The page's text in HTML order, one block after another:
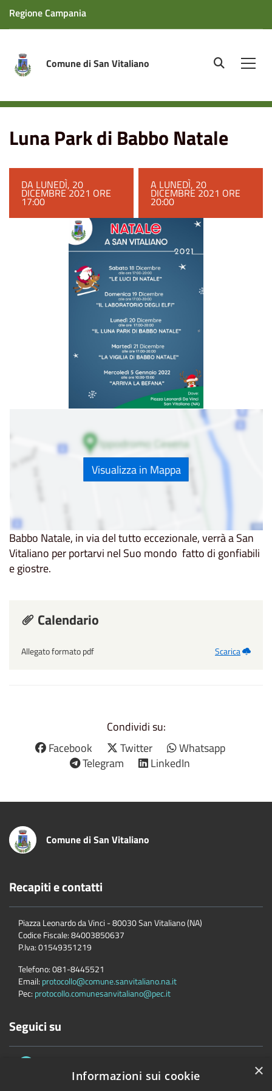
Regione Campania
Comune di San Vitaliano site.searc
Luna Park di Babbo Natale
DA LUNEDÌ, 20
DICEMBRE 2021 ORE
17:00
A LUNEDÌ, 20
DICEMBRE 2021 ORE
20:00
Visualizza in Mappa
Babbo Natale, in via del tutto eccezionale, verrà a San
Vitaliano per portarvi nel Suo mondo fatto di gonfiabili
e giostre.
Calendario
Allegato formato pdf Scarica
Condividi su:
Facebook
Twitter
Whatsapp
Telegram
LinkedIn
Comune di San Vitaliano
Recapiti e contatti
Piazza Leonardo da Vinci - 80030 San Vitaliano (NA)
Codice Fiscale:84003850637
P.Iva:01549351219
Telefono:081-8445521
Email: protocollo@comune.sanvitaliano.na.it
Pec: protocollo.comunesanvitaliano@pec.it
Seguici su
×
Informazioni sui cookie